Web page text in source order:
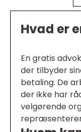
Hvad er
En gratis
der tilbyder
betaling. De
der ikke har
velgørende